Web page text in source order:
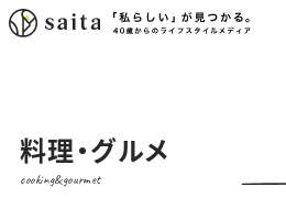
料理・グルメ
cooking&gourmet